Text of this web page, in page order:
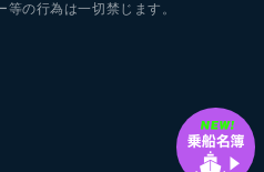
の行為は一切禁じます。